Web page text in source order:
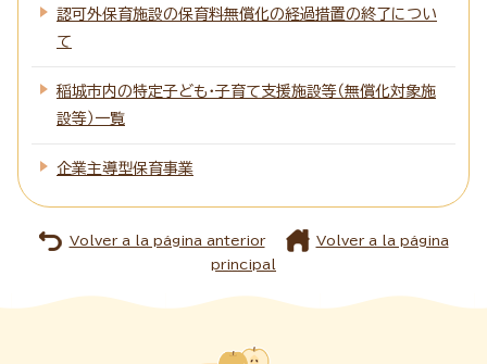
認可外保育施設の保育料無償化の経過措置の終了につい
て
稲城市内の特定子ども・子育て支援施設等（無償化対象施
設等）一覧
企業主導型保育事業
Volver a la página anterior
Volver a la página
principal